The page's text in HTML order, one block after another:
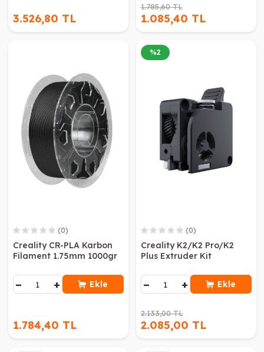
3.526,80 TL
1.785,60 TL
1.085,40 TL
(0)
Creality CR-PLA Karbon
Filament 1.75mm 1000gr
− + Ekle
1.784,40 TL
%2
(0)
Creality K2/K2 Pro/K2
Plus Extruder Kit
− + Ekle
2.133,00 TL
2.085,00 TL